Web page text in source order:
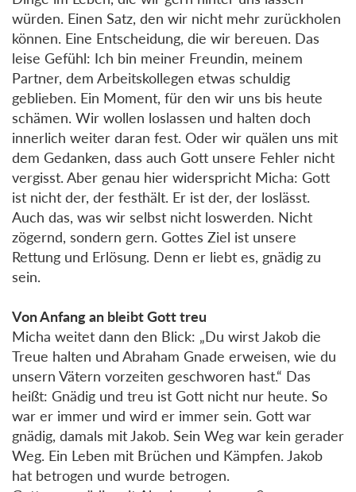
würden. Einen Satz, den wir nicht mehr zurückholen
können. Eine Entscheidung, die wir bereuen. Das
leise Gefühl: Ich bin meiner Freundin, meinem
Partner, dem Arbeitskollegen etwas schuldig
geblieben. Ein Moment, für den wir uns bis heute
schämen. Wir wollen loslassen und halten doch
innerlich weiter daran fest. Oder wir quälen uns mit
dem Gedanken, dass auch Gott unsere Fehler nicht
vergisst. Aber genau hier widerspricht Micha: Gott
ist nicht der, der festhält. Er ist der, der loslässt.
Auch das, was wir selbst nicht loswerden. Nicht
zögernd, sondern gern. Gottes Ziel ist unsere
Rettung und Erlösung. Denn er liebt es, gnädig zu
sein.
Von Anfang an bleibt Gott treu
Micha weitet dann den Blick: „Du wirst Jakob die
Treue halten und Abraham Gnade erweisen, wie du
unsern Vätern vorzeiten geschworen hast.“ Das
heißt: Gnädig und treu ist Gott nicht nur heute. So
war er immer und wird er immer sein. Gott war
gnädig, damals mit Jakob. Sein Weg war kein gerader
Weg. Ein Leben mit Brüchen und Kämpfen. Jakob
hat betrogen und wurde betrogen.